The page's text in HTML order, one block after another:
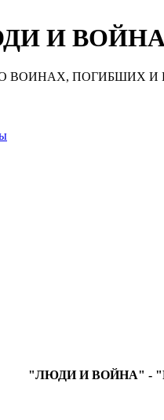
И ВОЙНА"
ВОИНАХ, ПОГИБШИХ И
"ЛЮДИ И ВОЙНА" -